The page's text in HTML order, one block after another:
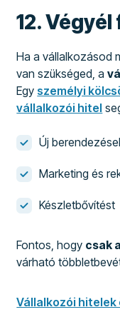
12.
Ha a vállalkozásod
van szükséged, a
Egy személyi
vállalkozói hitel
Új
Marketing és
Készletbővítést
Fontos, hogy csak
várható
Vállalkozói